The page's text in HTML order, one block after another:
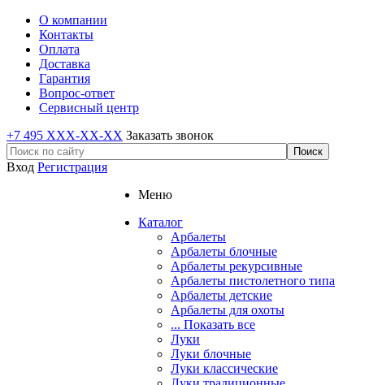
О компании
Контакты
Оплата
Доставка
Гарантия
Вопрос-ответ
Сервисный центр
+7 495 XXX-XX-XX Заказать звонок
Вход Регистрация
Меню
Каталог
Арбалеты
Арбалеты блочные
Арбалеты рекурсивные
Арбалеты пистолетного типа
Арбалеты детские
Арбалеты для охоты
... Показать все
Луки
Луки блочные
Луки классические